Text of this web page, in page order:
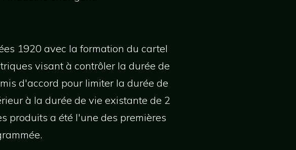
1920 avec la formation du cartel
visant à contrôler la durée de
d'accord pour limiter la durée de
à la durée de vie existante de 2
produits a été l'une des premières